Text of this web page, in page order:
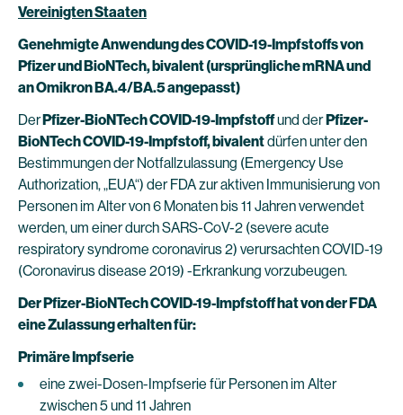
Vereinigten Staaten
Genehmigte Anwendung des COVID-19-Impfstoffs von
Pfizer und BioNTech, bivalent (ursprüngliche mRNA und
an Omikron BA.4/BA.5 angepasst)
DerPfizer-BioNTech COVID-19-Impfstoffund derPfizer-
BioNTech COVID-19-Impfstoff, bivalentdürfen unter den
Bestimmungen der Notfallzulassung (Emergency Use
Authorization, „EUA“) der FDA zur aktiven Immunisierung von
Personen im Alter von 6 Monaten bis 11 Jahren verwendet
werden, um einer durch SARS-CoV-2 (severe acute
respiratory syndrome coronavirus 2) verursachten COVID-19
(Coronavirus disease 2019) -Erkrankung vorzubeugen.
Der Pfizer-BioNTech COVID-19-Impfstoff hat von der FDA
eine Zulassung erhalten für:
Primäre Impfserie
eine zwei-Dosen-Impfserie für Personen im Alter
zwischen 5 und 11 Jahren